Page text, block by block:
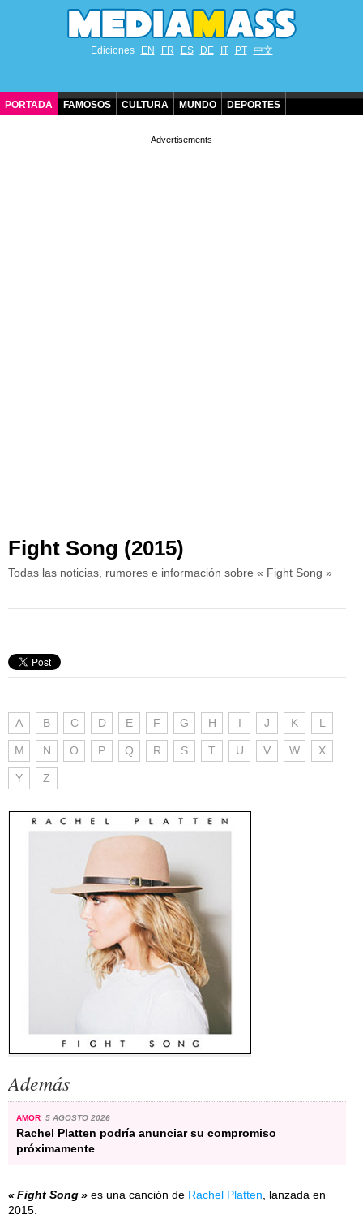
Ediciones EN FR ES DE IT PT 中文
PORTADA FAMOSOS CULTURA MUNDO DEPORTES
Fight Song (2015)
Todas las noticias, rumores e información sobre « Fight Song »
A B C D E F G H I J K L
M N O P Q R S T U V W X
Y Z
Además
AMOR 5 AGOSTO 2026
Rachel Platten podría anunciar su compromiso
próximamente
Fight Song es una canción de Rachel Platten , lanzada en
2015.